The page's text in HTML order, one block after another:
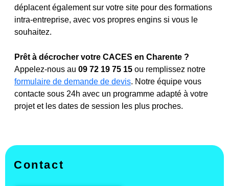
déplacent également sur votre site pour des formations
intra-entreprise, avec vos propres engins si vous le
souhaitez.
Prêt à décrocher votre CACES en Charente ?
Appelez-nous au 09 72 19 75 15 ou remplissez notre
formulaire de demande de devis. Notre équipe vous
contacte sous 24h avec un programme adapté à votre
projet et les dates de session les plus proches.
Contact